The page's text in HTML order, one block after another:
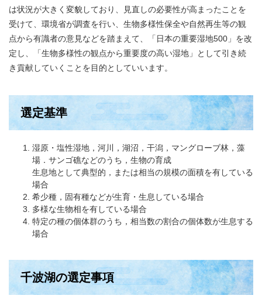
は状況が大きく変貌しており、見直しの必要性が高まったことを
受けて、環境省が調査を行い、生物多様性保全や自然再生等の観
点から有識者の意見などを踏まえて、「日本の重要湿地500」を改
定し、「生物多様性の観点から重要度の高い湿地」として引き続
き貢献していくことを目的としていいます。
選定基準
湿原・塩性湿地，河川，湖沼，干潟，マングローブ林，藻
場．サンゴ礁などのうち，生物の育成
生息地として典型的，または相当の規模の面積を有している
場合
希少種，固有種などが生育・生息している場合
多様な生物相を有している場合
特定の種の個体群のうち，相当数の割合の個体数が生息する
場合
千波湖の選定事項